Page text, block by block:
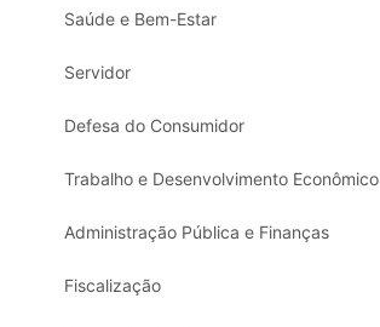
Saúde e Bem-Estar
Servidor
Defesa do Consumidor
Trabalho e Desenvolvimento Econômico
Administração Pública e Finanças
Fiscalização